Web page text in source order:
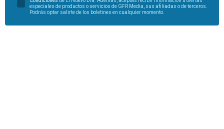
especiales de productos o servicios de GFR Media, sus afiliadas o de terceros.
Podrás optar salirte de los boletines en cualquier momento.